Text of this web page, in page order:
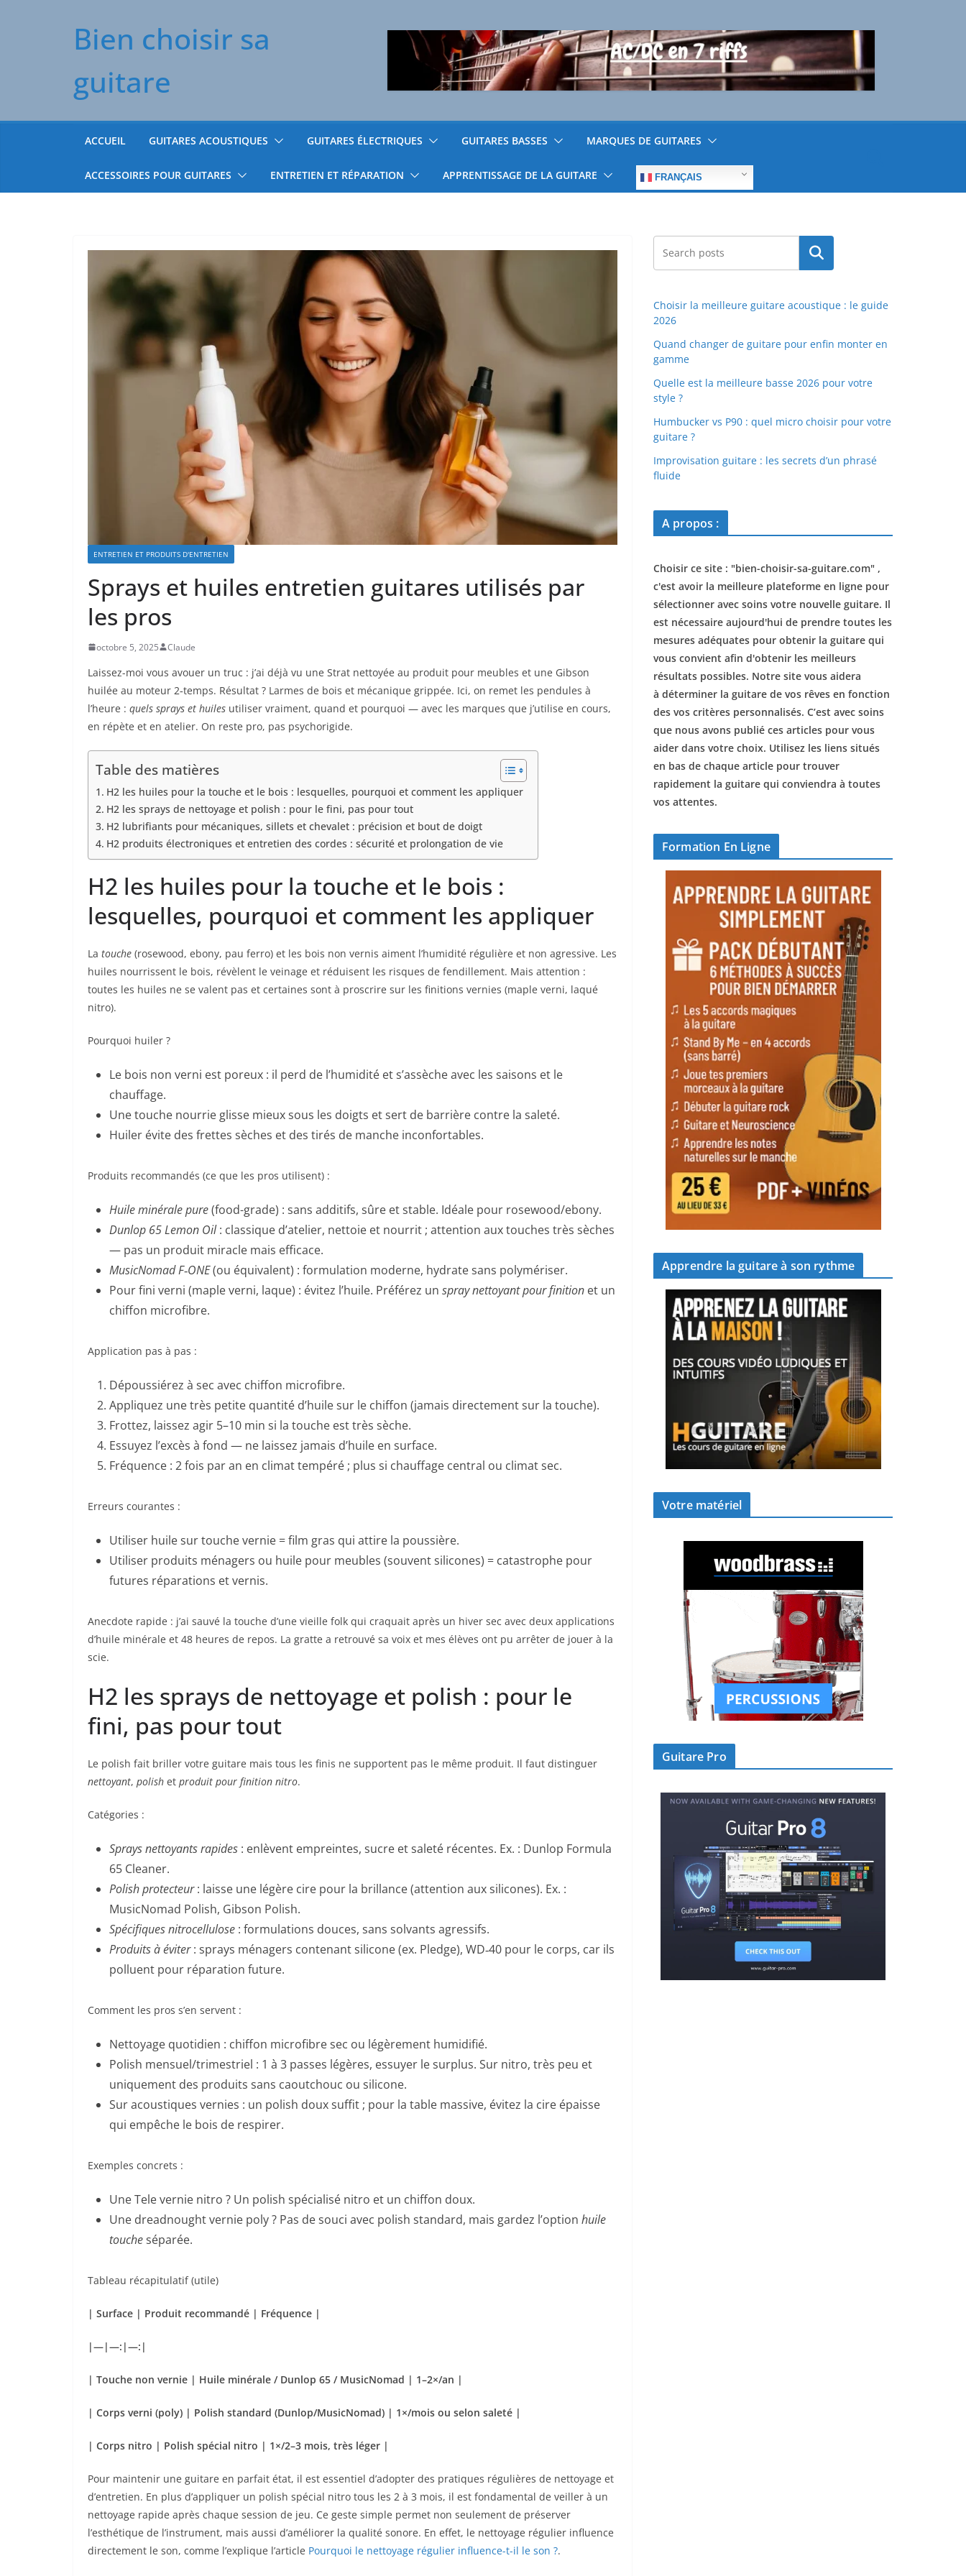
Bien choisir sa
guitare
ACCUEIL GUITARES ACOUSTIQUES GUITARES ÉLECTRIQUES GUITARES BASSES MARQUES DE GUITARES
ACCESSOIRES POUR GUITARES ENTRETIEN ET RÉPARATION APPRENTISSAGE DE LA GUITARE FRANÇAIS
ENTRETIEN ET PRODUITS D'ENTRETIEN
Sprays et huiles entretien guitares utilisés par
les pros
octobre 5, 2025 Claude
Laissez-moi vous avouer un truc : j’ai déjà vu une Strat nettoyée au produit pour meubles et une Gibson
huilée au moteur 2‑temps. Résultat ? Larmes de bois et mécanique grippée. Ici, on remet les pendules à
l’heure : quels sprays et huiles utiliser vraiment, quand et pourquoi — avec les marques que j’utilise en cours,
en répète et en atelier. On reste pro, pas psychorigide.
Table des matières
H2 les huiles pour la touche et le bois : lesquelles, pourquoi et comment les appliquer
H2 les sprays de nettoyage et polish : pour le fini, pas pour tout
H2 lubrifiants pour mécaniques, sillets et chevalet : précision et bout de doigt
H2 produits électroniques et entretien des cordes : sécurité et prolongation de vie
H2 les huiles pour la touche et le bois :
lesquelles, pourquoi et comment les appliquer
La touche (rosewood, ebony, pau ferro) et les bois non vernis aiment l’humidité régulière et non agressive. Les
huiles nourrissent le bois, révèlent le veinage et réduisent les risques de fendillement. Mais attention :
toutes les huiles ne se valent pas et certaines sont à proscrire sur les finitions vernies (maple verni, laqué
nitro).
Pourquoi huiler ?
Le bois non verni est poreux : il perd de l’humidité et s’assèche avec les saisons et le
chauffage.
Une touche nourrie glisse mieux sous les doigts et sert de barrière contre la saleté.
Huiler évite des frettes sèches et des tirés de manche inconfortables.
Produits recommandés (ce que les pros utilisent) :
Huile minérale pure(food-grade) : sans additifs, sûre et stable. Idéale pour rosewood/ebony.
Dunlop 65 Lemon Oil: classique d’atelier, nettoie et nourrit ; attention aux touches très sèches
— pas un produit miracle mais efficace.
MusicNomad F‑ONE(ou équivalent) : formulation moderne, hydrate sans polymériser.
Pour fini verni (maple verni, laque) : évitez l’huile. Préférez un spray nettoyant pour finition et un
chiffon microfibre.
Application pas à pas :
Dépoussiérez à sec avec chiffon microfibre.
Appliquez une très petite quantité d’huile sur le chiffon (jamais directement sur la touche).
Frottez, laissez agir 5–10 min si la touche est très sèche.
Essuyez l’excès à fond — ne laissez jamais d’huile en surface.
Fréquence : 2 fois par an en climat tempéré ; plus si chauffage central ou climat sec.
Erreurs courantes :
Utiliser huile sur touche vernie = film gras qui attire la poussière.
Utiliser produits ménagers ou huile pour meubles (souvent silicones) = catastrophe pour
futures réparations et vernis.
Anecdote rapide : j’ai sauvé la touche d’une vieille folk qui craquait après un hiver sec avec deux applications
d’huile minérale et 48 heures de repos. La gratte a retrouvé sa voix et mes élèves ont pu arrêter de jouer à la
scie.
H2 les sprays de nettoyage et polish : pour le
fini, pas pour tout
Le polish fait briller votre guitare mais tous les finis ne supportent pas le même produit. Il faut distinguer
nettoyant, polish et produit pour finition nitro.
Catégories :
Sprays nettoyants rapides : enlèvent empreintes, sucre et saleté récentes. Ex. : Dunlop Formula
65 Cleaner.
Polish protecteur: laisse une légère cire pour la brillance (attention aux silicones). Ex. :
MusicNomad Polish, Gibson Polish.
Spécifiques nitrocellulose : formulations douces, sans solvants agressifs.
Produits à éviter: sprays ménagers contenant silicone (ex. Pledge), WD‑40 pour le corps, car ils
polluent pour réparation future.
Comment les pros s’en servent :
Nettoyage quotidien : chiffon microfibre sec ou légèrement humidifié.
Polish mensuel/trimestriel : 1 à 3 passes légères, essuyer le surplus. Sur nitro, très peu et
uniquement des produits sans caoutchouc ou silicone.
Sur acoustiques vernies : un polish doux suffit ; pour la table massive, évitez la cire épaisse
qui empêche le bois de respirer.
Exemples concrets :
Une Tele vernie nitro ? Un polish spécialisé nitro et un chiffon doux.
Une dreadnought vernie poly ? Pas de souci avec polish standard, mais gardez l’option huile
toucheséparée.
Tableau récapitulatif (utile)
| Surface | Produit recommandé | Fréquence |
|—|—:|—:|
| Touche non vernie | Huile minérale / Dunlop 65 / MusicNomad | 1–2×/an |
| Corps verni (poly) | Polish standard (Dunlop/MusicNomad) | 1×/mois ou selon saleté |
| Corps nitro | Polish spécial nitro | 1×/2–3 mois, très léger |
Pour maintenir une guitare en parfait état, il est essentiel d’adopter des pratiques régulières de nettoyage et
d’entretien. En plus d’appliquer un polish spécial nitro tous les 2 à 3 mois, il est fondamental de veiller à un
nettoyage rapide après chaque session de jeu. Ce geste simple permet non seulement de préserver
l’esthétique de l’instrument, mais aussi d’améliorer la qualité sonore. En effet, le nettoyage régulier influence
directement le son, comme l’explique l’article Pourquoi le nettoyage régulier influence-t-il le son ?.
Rechercher
Choisir la meilleure guitare acoustique : le guide
2026
Quand changer de guitare pour enfin monter en
gamme
Quelle est la meilleure basse 2026 pour votre
style ?
Humbucker vs P90 : quel micro choisir pour votre
guitare ?
Improvisation guitare : les secrets d’un phrasé
fluide
A propos :
Choisir ce site : "bien-choisir-sa-guitare.com" ,
c'est avoir la meilleure plateforme en ligne pour
sélectionner avec soins votre nouvelle guitare. Il
est nécessaire aujourd'hui de prendre toutes les
mesures adéquates pour obtenir la guitare qui
vous convient afin d'obtenir les meilleurs
résultats possibles. Notre site vous aidera
à déterminer la guitare de vos rêves en fonction
des vos critères personnalisés. C’est avec soins
que nous avons publié ces articles pour vous
aider dans votre choix. Utilisez les liens situés
en bas de chaque article pour trouver
rapidement la guitare qui conviendra à toutes
vos attentes.
Formation En Ligne
Apprendre la guitare à son rythme
Votre matériel
Guitare Pro